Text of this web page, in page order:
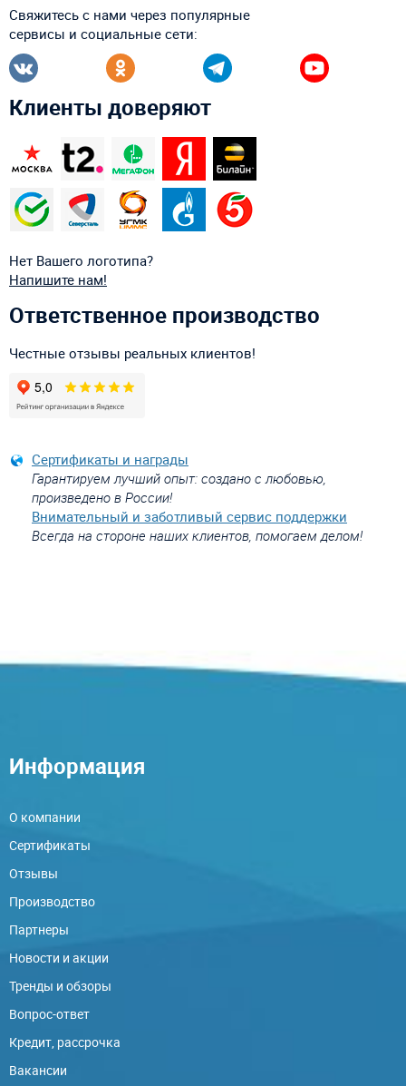
Свяжитесь с нами через популярные
сервисы и социальные сети:
Клиенты доверяют
Нет Вашего логотипа?
Напишите нам!
Ответственное производство
Честные отзывы реальных клиентов!
Сертификаты и награды
Гарантируем лучший опыт: создано с любовью,
произведено в России!
Внимательный и заботливый сервис поддержки
Всегда на стороне наших клиентов, помогаем делом!
Информация
О компании
Сертификаты
Отзывы
Производство
Партнеры
Новости и акции
Тренды и обзоры
Вопрос-ответ
Кредит, рассрочка
Вакансии